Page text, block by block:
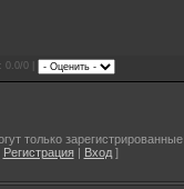
0.0/0 |
только зарегистрированные
Регистрация| Вход]